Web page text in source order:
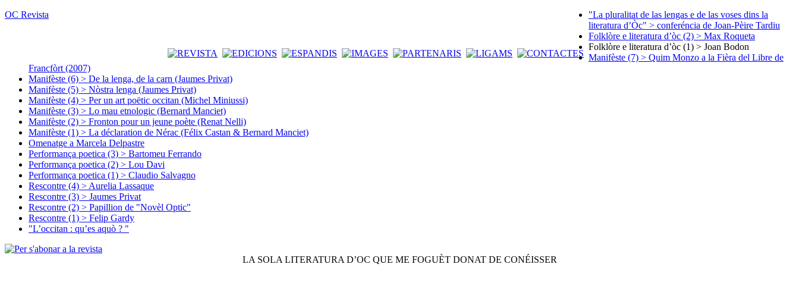
OC Revista
"La pluralitat de las lengas e de las voses dins la
literatura d’Òc" > conferéncia de Joan-Pèire Tardiu
Folklòre e literatura d’òc (2) > Max Roqueta
Folklòre e literatura d’òc (1) > Joan Bodon
Manifèste (7) > Quim Monzo a la Fièra del Libre de
Francfòrt (2007)
Manifèste (6) > De la lenga, de la carn (Jaumes Privat)
Manifèste (5) > Nòstra lenga (Jaumes Privat)
Manifèste (4) > Per un art poëtic occitan (Michel Miniussi)
Manifèste (3) > Lo mau etnologic (Bernard Manciet)
Manifèste (2) > Fronton pour un jeune poète (Renat Nelli)
Manifèste (1) > La déclaration de Nérac (Félix Castan & Bernard Manciet)
Omenatge a Marcela Delpastre
Performança poetica (3) > Bartomeu Ferrando
Performança poetica (2) > Lou Davi
Performança poetica (1) > Claudio Salvagno
Rescontre (4) > Aurelia Lassaque
Rescontre (3) > Jaumes Privat
Rescontre (2) > Papillion de "Novèl Optic"
Rescontre (1) > Felip Gardy
"L’occitan : qu’es aquò ? "
LA SOLA LITERATURA D’OC QUE ME FOGUÈT DONAT DE CONÉISSER